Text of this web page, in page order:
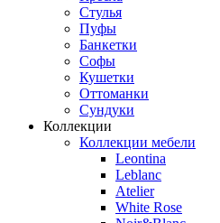
Стулья
Пуфы
Банкетки
Софы
Кушетки
Оттоманки
Сундуки
Коллекции
Коллекции мебели
Leontina
Leblanc
Аtelier
White Rose